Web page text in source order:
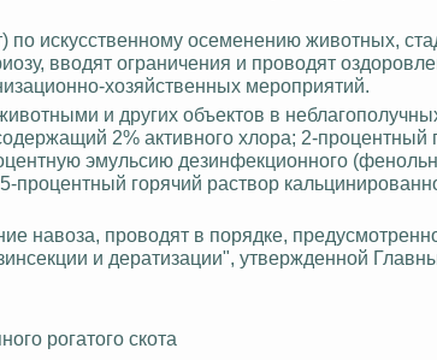
искусственному осеменению животных,
вводят ограничения и проводят
хозяйственных мероприятий.
и других объектов в
2% активного хлора; 2-процентный
эмульсию дезинфекционного
горячий раствор
навоза, проводят в порядке,
и дератизации", утвержденной
рогатого скота